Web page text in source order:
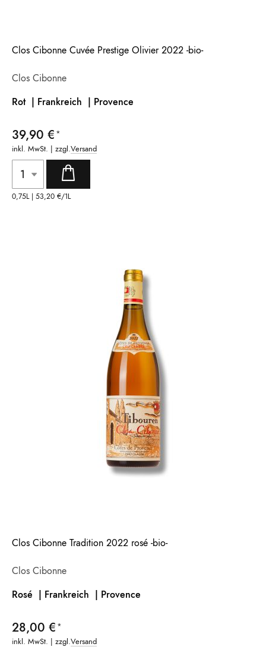
Clos Cibonne Cuvée Prestige Olivier 2022 -bio-
Clos Cibonne
Rot | Frankreich | Provence
39,90 €
inkl. MwSt. | zzgl.Versand
0,75L | 53,20 €/1L
Clos Cibonne Tradition 2022 rosé -bio-
Clos Cibonne
Rosé | Frankreich | Provence
28,00 €
inkl. MwSt. | zzgl.Versand